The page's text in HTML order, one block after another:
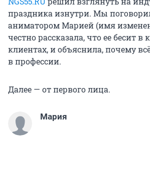
праздника изнутри. Мы
аниматором Марией (имя
честно рассказала, что ее бесит в
клиентах, и объяснила, почему
в профессии.
Далее — от первого лица.
Мария